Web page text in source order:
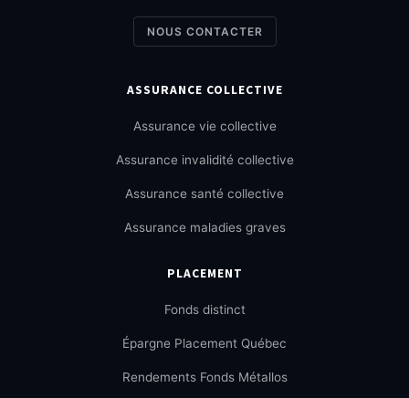
NOUS CONTACTER
ASSURANCE COLLECTIVE
Assurance vie collective
Assurance invalidité collective
Assurance santé collective
Assurance maladies graves
PLACEMENT
Fonds distinct
Épargne Placement Québec
Rendements Fonds Métallos